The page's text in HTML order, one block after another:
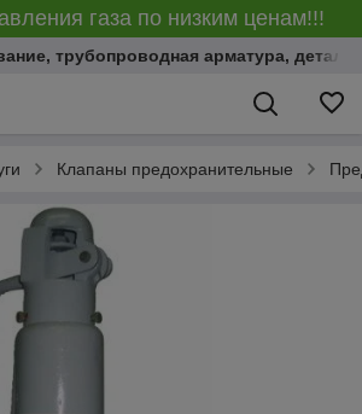
газа по низким ценам!!!
трубопроводная арматура,
Клапаны предохранительные